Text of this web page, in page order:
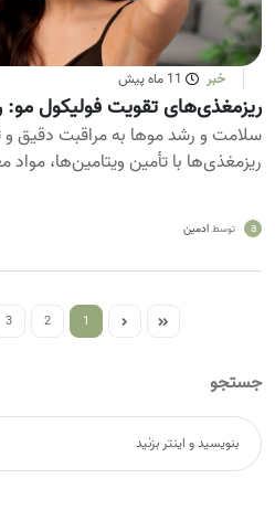
خبر 11 ماه پیش
ریزمغذی‌های تقویت فولیکول مو:
سلامت و رشد موها به مراقبت دقیق و
ریزمغذی‌ها با تأمین ویتامین‌ها، مواد
a توسط ادمین
1
2
3
جستجو